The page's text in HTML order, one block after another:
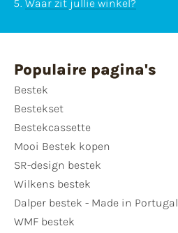
Waar zit jullie winkel?
Populaire pagina's
Bestek
Bestekset
Bestekcassette
Mooi Bestek kopen
SR-design bestek
Wilkens bestek
Dalper bestek - Made in Portugal
WMF bestek